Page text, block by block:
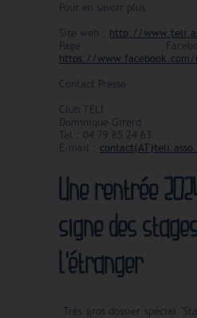
Pour en savoir plus
Site web : http://
Page
https://www.facebook.com/
Contact Presse
Club TELI
Dominique Girerd
Tel : 04 79 85 24 63
E-mail :
Une rentrée
signe des
l'étranger
Très gros dossier spécial